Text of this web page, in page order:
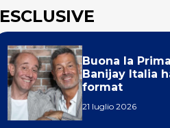
ESCLUSIVE
Buona la
Banijay Italia
format
21 luglio 2026